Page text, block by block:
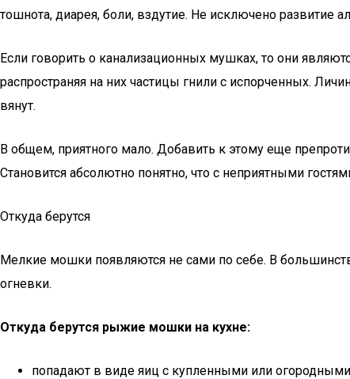
тошнота, диарея, боли, вздутие. Не исключено развитие
Если говорить о канализационных мушках, то они
распространяя на них частицы гнили с испорченных.
вянут.
В общем, приятного мало. Добавить к этому еще
Становится абсолютно понятно, что с неприятными
Откуда берутся
Мелкие мошки появляются не сами по себе. В
огневки.
Откуда берутся рыжие мошки на кухне:
попадают в виде яиц с купленными или